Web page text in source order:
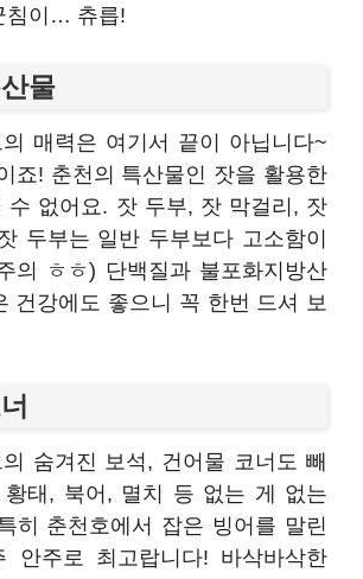
침이… 츄릅!
물
매력은 여기서 끝이 아닙니다~
죠! 춘천의 특산물인 잣을 활용한
수 없어요. 잣 두부, 잣 막걸리, 잣
두부는 일반 두부보다 고소함이
의 ㅎㅎ) 단백질과 불포화지방산
건강에도 좋으니 꼭 한번 드셔 보
숨겨진 보석, 건어물 코너도 빼
태, 북어, 멸치 등 없는 게 없는
히 춘천호에서 잡은 빙어를 말린
안주로 최고랍니다! 바삭바삭한